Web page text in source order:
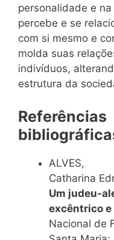
personalidade e
percebe e se
com si mesmo e
molda suas
indivíduos,
estrutura da
Referências
ALVES,
Catharina
Um judeu-
excêntrico e
Nacional de